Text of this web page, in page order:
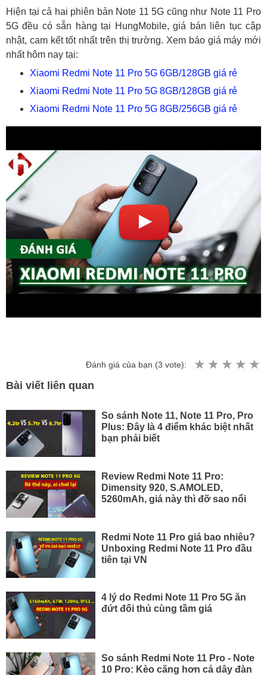
Hiện tại cả hai phiên bản Note 11 5G cũng như Note 11 Pro
5G đều có sẵn hàng tại HungMobile, giá bán liên tục cập
nhật, cam kết tốt nhất trên thị trường. Xem báo giá máy mới
nhất hôm nay tại:
Xiaomi Redmi Note 11 Pro 5G 6GB/128GB giá rẻ
Xiaomi Redmi Note 11 Pro 5G 8GB/128GB giá rẻ
Xiaomi Redmi Note 11 Pro 5G 8GB/256GB giá rẻ
Đánh giá của bạn (3 vote):
Bài viết liên quan
So sánh Note 11, Note 11 Pro, Pro
Plus: Đây là 4 điểm khác biệt nhất
bạn phải biết
Review Redmi Note 11 Pro:
Dimensity 920, S.AMOLED,
5260mAh, giá này thì đỡ sao nổi
Redmi Note 11 Pro giá bao nhiêu?
Unboxing Redmi Note 11 Pro đầu
tiên tại VN
4 lý do Redmi Note 11 Pro 5G ăn
đứt đối thủ cùng tầm giá
So sánh Redmi Note 11 Pro - Note
10 Pro: Kèo căng hơn cả dây đàn